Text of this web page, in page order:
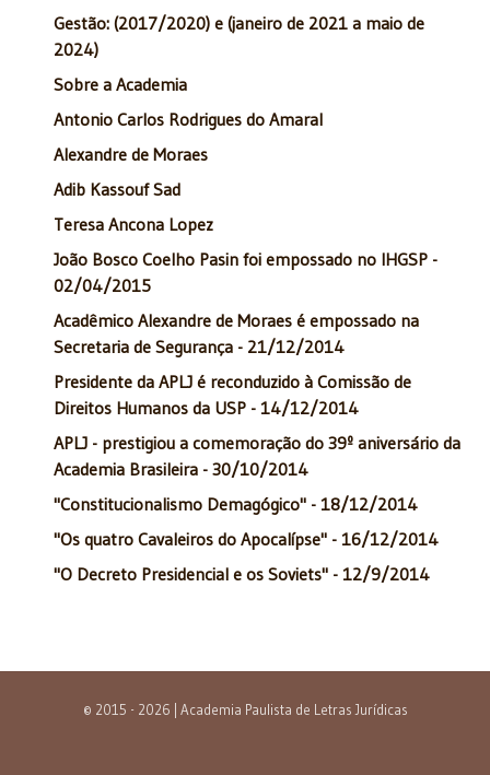
Gestão: (2017/2020) e (janeiro de 2021 a maio de
2024)
Sobre a Academia
Antonio Carlos Rodrigues do Amaral
Alexandre de Moraes
Adib Kassouf Sad
Teresa Ancona Lopez
João Bosco Coelho Pasin foi empossado no IHGSP -
02/04/2015
Acadêmico Alexandre de Moraes é empossado na
Secretaria de Segurança - 21/12/2014
Presidente da APLJ é reconduzido à Comissão de
Direitos Humanos da USP - 14/12/2014
APLJ - prestigiou a comemoração do 39º aniversário da
Academia Brasileira - 30/10/2014
"Constitucionalismo Demagógico" - 18/12/2014
"Os quatro Cavaleiros do Apocalípse" - 16/12/2014
"O Decreto Presidencial e os Soviets" - 12/9/2014
© 2015 - 2026 | Academia Paulista de Letras Jurídicas